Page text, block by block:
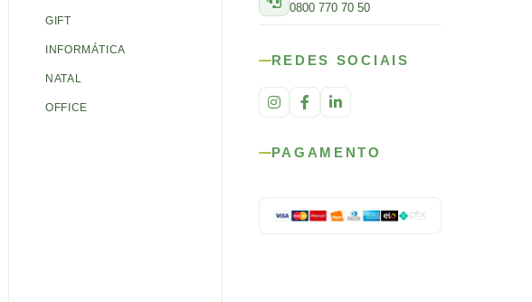
GIFT
INFORMÁTICA
NATAL
OFFICE
0800 770 70 50
REDES SOCIAIS
PAGAMENTO